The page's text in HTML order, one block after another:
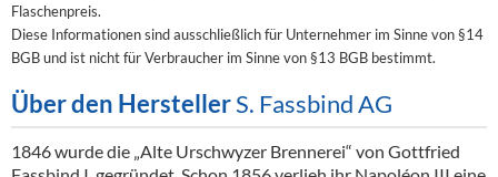
Flaschenpreis.
Diese Informationen sind ausschließlich für Unternehmer im Sinne von §14
BGB und ist nicht für Verbraucher im Sinne von §13 BGB bestimmt.
Über den HerstellerS. Fassbind AG
1846 wurde die „Alte Urschwyzer Brennerei“ von Gottfried